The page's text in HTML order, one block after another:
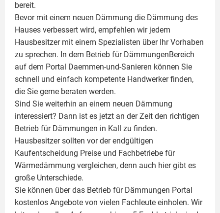
bereit.
Bevor mit einem neuen Dämmung die Dämmung des
Hauses verbessert wird, empfehlen wir jedem
Hausbesitzer mit einem Spezialisten über Ihr Vorhaben
zu sprechen. In dem Betrieb für DämmungenBereich
auf dem Portal Daemmen-und-Sanieren können Sie
schnell und einfach kompetente Handwerker finden,
die Sie gerne beraten werden.
Sind Sie weiterhin an einem neuen Dämmung
interessiert? Dann ist es jetzt an der Zeit den richtigen
Betrieb für Dämmungen in Kall zu finden.
Hausbesitzer sollten vor der endgültigen
Kaufentscheidung Preise und Fachbetriebe für
Wärmedämmung vergleichen, denn auch hier gibt es
große Unterschiede.
Sie können über das Betrieb für Dämmungen Portal
kostenlos Angebote von vielen Fachleute einholen. Wir